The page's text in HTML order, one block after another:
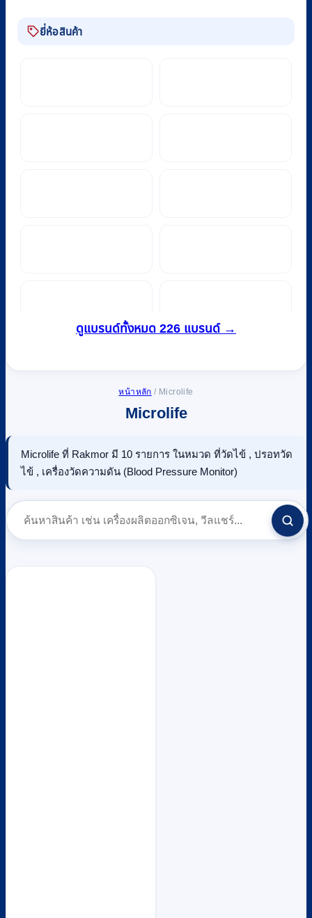
ยี่ห้อสินค้า
ดูแบรนด์ทั้งหมด 226 แบรนด์ →
หน้าหลัก / Microlife
Microlife
Microlife ที่ Rakmor มี 10 รายการ ในหมวด ที่วัดไข้ , ปรอทวัด
ไข้ , เครื่องวัดความดัน (Blood Pressure Monitor)